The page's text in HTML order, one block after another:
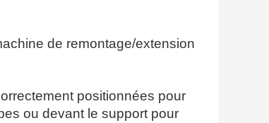
de remontage/extension
positionnées pour
ou devant le support pour